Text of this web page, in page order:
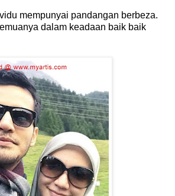
mempunyai pandangan berbeza.
dalam keadaan baik baik